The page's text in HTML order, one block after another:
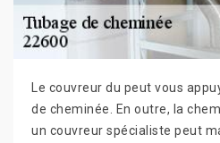
Le couvreur du peut vous
de cheminée. En outre, la
un couvreur spécialiste peut